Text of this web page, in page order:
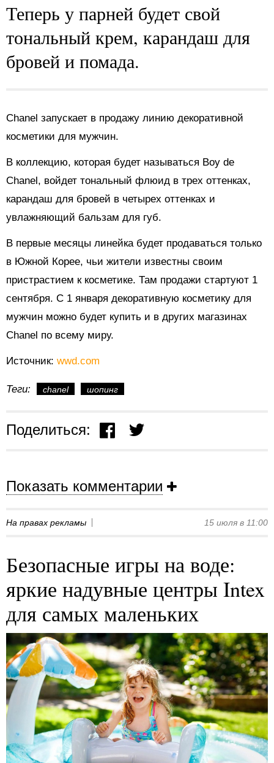
Теперь у парней будет свой
тональный крем, карандаш для
бровей и помада.
Chanel запускает в продажу линию декоративной
косметики для мужчин.
В коллекцию, которая будет называться Boy de
Chanel, войдет тональный флюид в трех оттенках,
карандаш для бровей в четырех оттенках и
увлажняющий бальзам для губ.
В первые месяцы линейка будет продаваться только
в Южной Корее, чьи жители известны своим
пристрастием к косметике. Там продажи стартуют 1
сентября. С 1 января декоративную косметику для
мужчин можно будет купить и в других магазинах
Chanel по всему миру.
Источник: wwd.com
Теги: chanel шопинг
Поделиться:
Показать комментарии
На правах рекламы 15 июля в 11:00
Безопасные игры на воде:
яркие надувные центры Intex
для самых маленьких